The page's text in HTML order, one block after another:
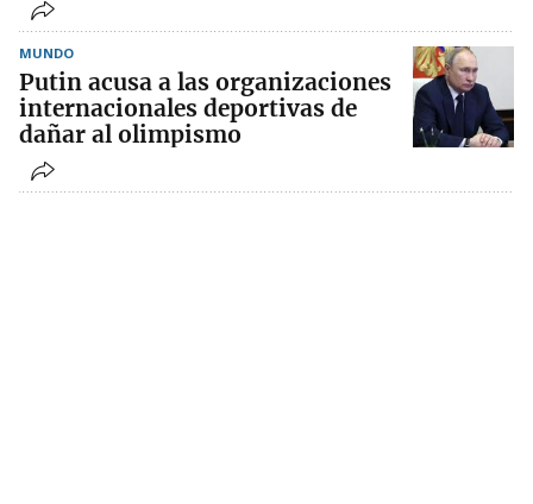
MUNDO
Putin acusa a las organizaciones
internacionales deportivas de
dañar al olimpismo